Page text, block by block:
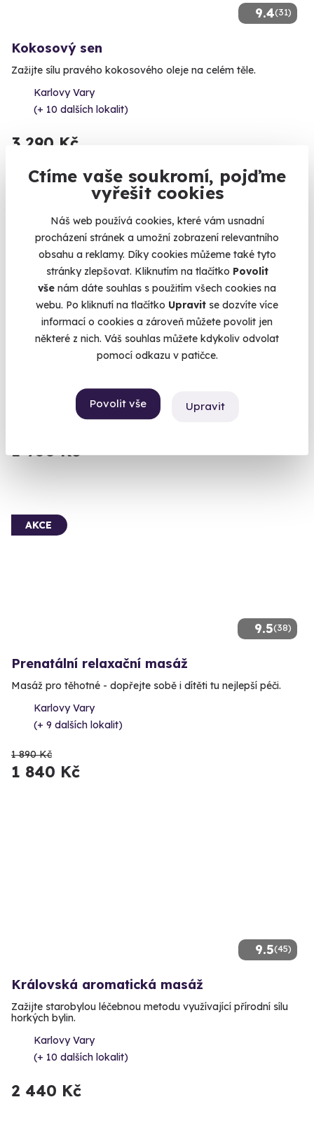
Ctíme vaše soukromí, pojďme
vyřešit cookies
Náš web používá cookies, které vám usnadní
procházení stránek a umožní zobrazení relevantního
obsahu a reklamy. Díky cookies můžeme také tyto
stránky zlepšovat. Kliknutím na tlačítko Povolit
vše nám dáte souhlas s použitím všech cookies na
webu. Po kliknutí na tlačítko Upravit se dozvíte více
informací o cookies a zároveň můžete povolit jen
některé z nich. Váš souhlas můžete kdykoliv odvolat
pomocí odkazu v patičce.
Povolit vše Upravit
9.4(31)
Kokosový sen
Zažijte sílu pravého kokosového oleje na celém těle.
Karlovy Vary
(+ 10 dalších lokalit)
3 290 Kč
9.5(123)
Masáž horkou čokoládou
Karlovy Vary
(+ 10 dalších lokalit)
1 900 Kč
9.5(38)
AKCE
Prenatální relaxační masáž
Masáž pro těhotné - dopřejte sobě i dítěti tu nejlepší péči.
Karlovy Vary
(+ 9 dalších lokalit)
1 890 Kč
1 840 Kč
9.5(45)
Královská aromatická masáž
Zažijte starobylou léčebnou metodu využívající přírodní sílu
horkých bylin.
Karlovy Vary
(+ 10 dalších lokalit)
2 440 Kč